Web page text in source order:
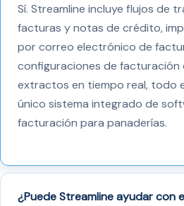
Sí. Streamline incluye flujos de
facturas y notas de crédito,
por correo electrónico de
configuraciones de facturación
extractos en tiempo real, todo
único sistema integrado de
facturación para panaderías.
¿Puede Streamline ayudar con